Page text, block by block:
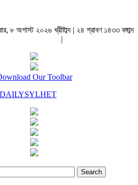
৮ অগাস্ট ২০২৬ খ্রীষ্টাব্দ | ২৪ শ্রাবণ ১৪৩৩ বঙ্গাব্দ
|
Our Toolbar